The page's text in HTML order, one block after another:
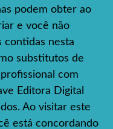
podem obter ao
e você não
contidas nesta
substitutos de
com
Editora Digital
Ao visitar este
está concordando